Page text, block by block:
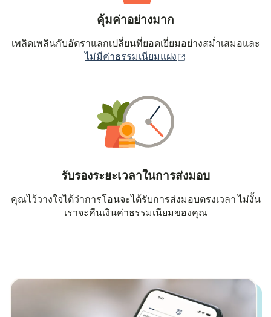
คุ้มค่าอย่างมาก
เพลิดเพลินกับอัตราแลกเปลี่ยนที่ยอดเยี่ยมอย่างสม่ำเสมอและ
ไม่มีค่าธรรมเนียมแฝง
รับรองระยะเวลาในการส่งมอบ
คุณไว้วางใจได้ว่าการโอนจะได้รับการส่งมอบตรงเวลา ไม่งั้น
เราจะคืนเงินค่าธรรมเนียมของคุณ